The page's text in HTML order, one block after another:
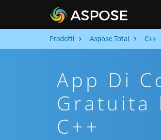
Prodotti Aspose.Total C++
App Di
Gratuita
C++